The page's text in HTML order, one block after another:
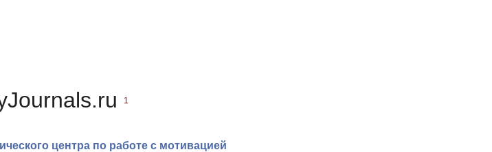
1
центра по работе с мотивацией